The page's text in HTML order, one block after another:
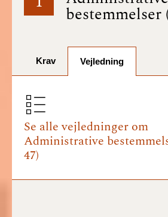
bestemmelser
BR18 (1/7-31/12
BR18 (1/1-30/6
BR18 (1/7- 31/12
2024)
BR18 (1/1- 30/06
2024)
Krav Vejledning
Se alle vejledninger om
Administrative
47)